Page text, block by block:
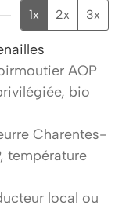
1x 2x 3x
AOP
bio
Charentes-
température
local ou